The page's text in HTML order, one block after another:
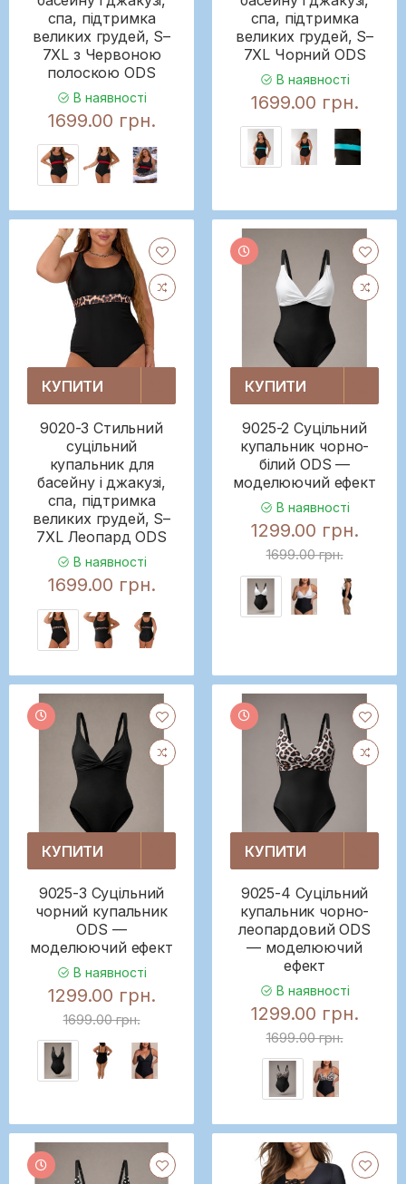
спа, підтримка
великих грудей, S–
7XL з Червоною
полоскою ODS
В наявності
1699.00 грн.
спа, підтримка
великих грудей, S–
7XL Чорний ODS
В наявності
1699.00 грн.
КУПИТИ
9020-3 Стильний
суцільний
купальник для
басейну і джакузі,
спа, підтримка
великих грудей, S–
7XL Леопард ODS
В наявності
1699.00 грн.
КУПИТИ
9025-2 Суцільний
купальник чорно-
білий ODS —
моделюючий ефект
В наявності
1299.00 грн.
1699.00 грн.
КУПИТИ
9025-3 Суцільний
чорний купальник
ODS —
моделюючий ефект
В наявності
1299.00 грн.
1699.00 грн.
КУПИТИ
9025-4 Суцільний
купальник чорно-
леопардовий ODS
— моделюючий
ефект
В наявності
1299.00 грн.
1699.00 грн.